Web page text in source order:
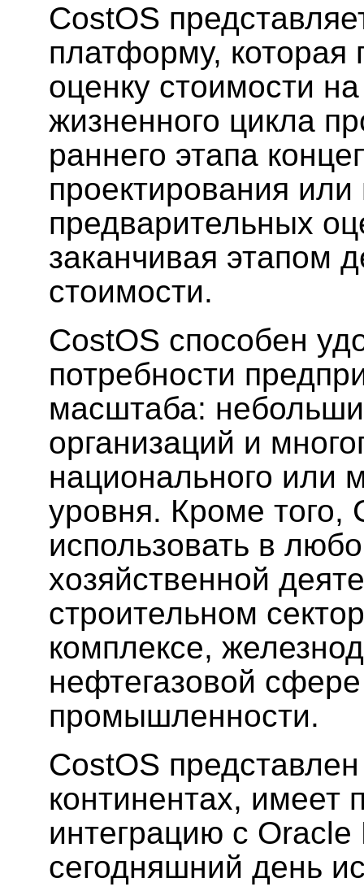
CostOS
платформу, которая
оценку стоимости
жизненного цикла
раннего этапа
проектирования или
предварительных
заканчивая этапом
стоимости.
CostOS способен
потребности
масштаба:
организаций и
национального или
уровня. Кроме того,
использовать в
хозяйственной
строительном
комплексе,
нефтегазовой
промышленности.
CostOS
континентах, имеет
интеграцию с
сегодняшний день